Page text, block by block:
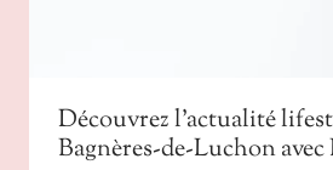
Découvrez l’actualité
Bagnères-de-Luchon